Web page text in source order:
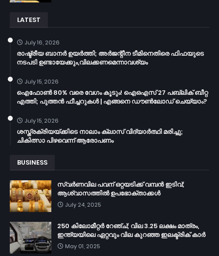
LATEST
July 16, 2026
രാഷ്ട്രീയ ബാനർ ഉയർത്തി; അർജന്റീന ടീമിനെതിരെ ഫിഫയുടെ
നടപടി ഉണ്ടായേക്കും,വിലക്കണമെന്നാവശ്യം
July 15, 2026
ഐഫോൺ 80% വരെ വേഗം കൂടും! ഐഒഎസ് 27 പബ്ലിക് ബീറ്റ
എത്തി; പുത്തൻ ഫീച്ചറുകൾ | എങ്ങനെ ഡൗൺലോഡ് ചെയ്യാം?
July 15, 2026
ശസ്ത്രക്രിയയ്ക്കിടെ നാലാം ക്ലാസ് വിദ്യാർത്ഥി മരിച്ചു;
ചികിത്സാ പിഴവെന്ന് ആരോപണം
BUSINESS
സ്വർണവില പവന് ഒറ്റയടിക്ക് വമ്പൻ ഇടിവ്;
ആശ്വാസത്തിൽ ഉപഭോക്താക്കൾ
July 24, 2025
250 കിലോമീറ്റർ റേഞ്ച്; വില 3.25 ലക്ഷം മാത്രം,
ഇന്ത്യയിലെ ഏറ്റവും വില കുറഞ്ഞ ഇലക്ട്രിക് കാർ
May 01, 2025